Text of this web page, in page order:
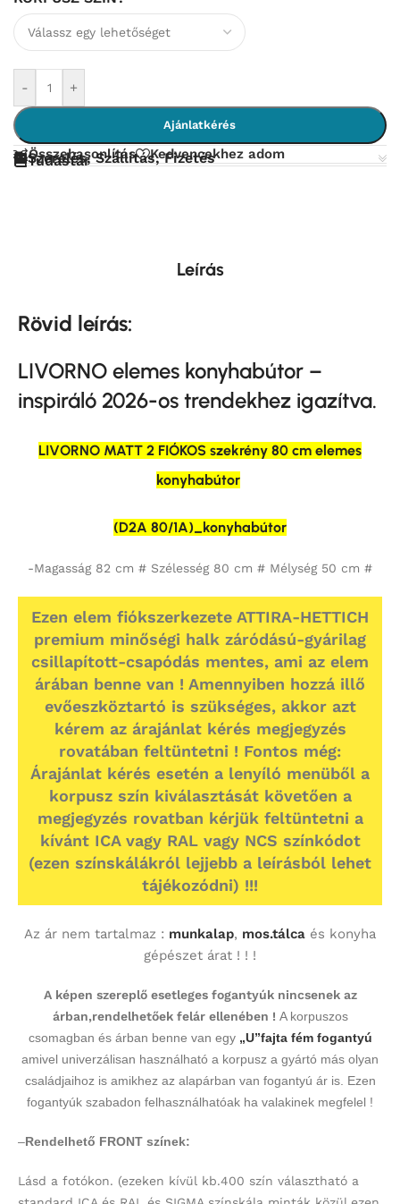
- +
Ajánlatkérés
Összehasonlítás Kedvencekhez adom
Szerelés, Szállítás, Fizetés
Tudástár
Leírás
Rövid leírás:
LIVORNO elemes konyhabútor –
inspiráló 2026-os trendekhez igazítva.
LIVORNO MATT 2 FIÓKOS szekrény 80 cm elemes
konyhabútor
(D2A 80/1A)_konyhabútor
-Magasság 82 cm # Szélesség 80 cm # Mélység 50 cm #
Ezen elem fiókszerkezete ATTIRA-HETTICH
premium minőségi halk záródású-gyárilag
csillapított-csapódás mentes, ami az elem
árában benne van ! Amennyiben hozzá illő
evőeszköztartó is szükséges, akkor azt
kérem az árajánlat kérés megjegyzés
rovatában feltüntetni ! Fontos még:
Árajánlat kérés esetén a lenyíló menüből a
korpusz szín kiválasztását követően a
megjegyzés rovatban kérjük feltüntetni a
kívánt ICA vagy RAL vagy NCS színkódot
(ezen színskálákról lejjebb a leírásból lehet
tájékozódni) !!!
Az ár nem tartalmaz : munkalap, mos.tálca és konyha
gépészet árat ! ! !
A képen szereplő esetleges fogantyúk nincsenek az
árban,rendelhetőek felár ellenében ! A korpuszos
csomagban és árban benne van egy „U”fajta fém fogantyú
amivel univerzálisan használható a korpusz a gyártó más olyan
családjaihoz is amikhez az alapárban van fogantyú ár is. Ezen
fogantyúk szabadon felhasználhatóak ha valakinek megfelel !
–Rendelhető FRONT színek:
Lásd a fotókon. (ezeken kívül kb.400 szín választható a